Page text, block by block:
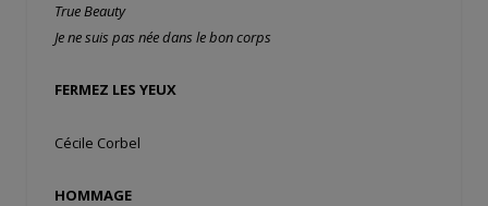
True Beauty
Je ne suis pas née dans le bon corps
FERMEZ LES YEUX
Cécile Corbel
HOMMAGE